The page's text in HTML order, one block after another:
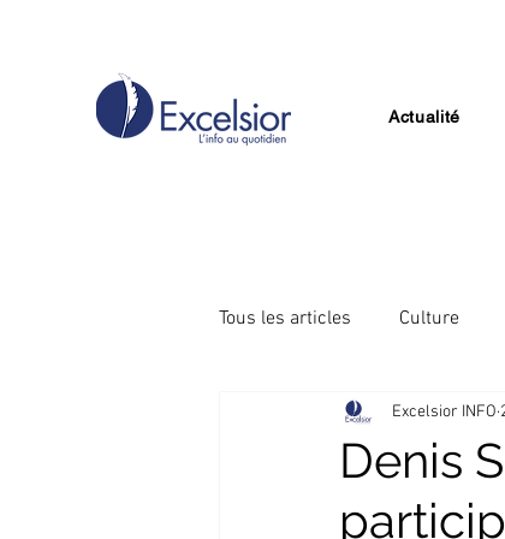
Actualité
Tous les articles Culture
Divertissement
Denis
Excelsior INFO